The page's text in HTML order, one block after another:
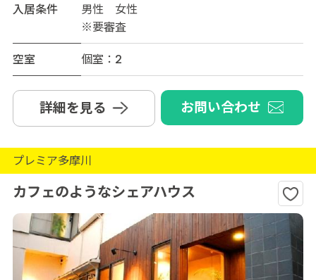
入居条件
男性 女性
※要審査
空室
個室：2
詳細を見る お問い合わせ
プレミア多摩川
カフェのようなシェアハウス